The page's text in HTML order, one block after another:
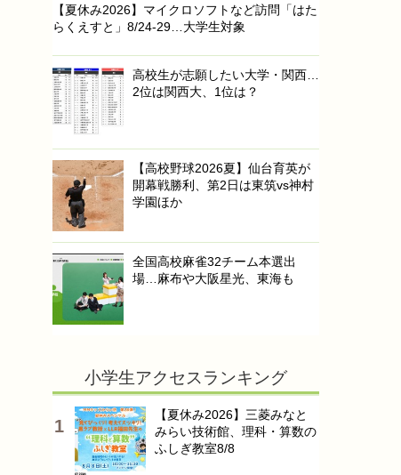
【夏休み2026】マイクロソフトなど訪問「はた
らくえすと」8/24-29…大学生対象
高校生が志願したい大学・関西…
2位は関西大、1位は？
【高校野球2026夏】仙台育英が
開幕戦勝利、第2日は東筑vs神村
学園ほか
全国高校麻雀32チーム本選出
場…麻布や大阪星光、東海も
小学生アクセスランキング
【夏休み2026】三菱みなと
みらい技術館、理科・算数の
ふしぎ教室8/8